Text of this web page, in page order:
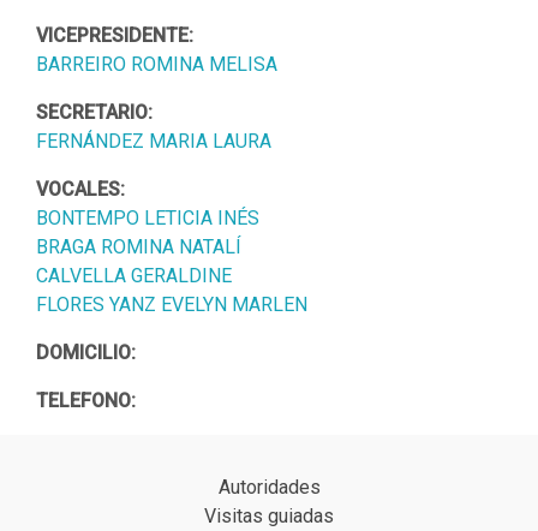
VICEPRESIDENTE:
BARREIRO ROMINA MELISA
SECRETARIO:
FERNÁNDEZ MARIA LAURA
VOCALES:
BONTEMPO LETICIA INÉS
BRAGA ROMINA NATALÍ
CALVELLA GERALDINE
FLORES YANZ EVELYN MARLEN
DOMICILIO:
TELEFONO:
Autoridades
Visitas guiadas